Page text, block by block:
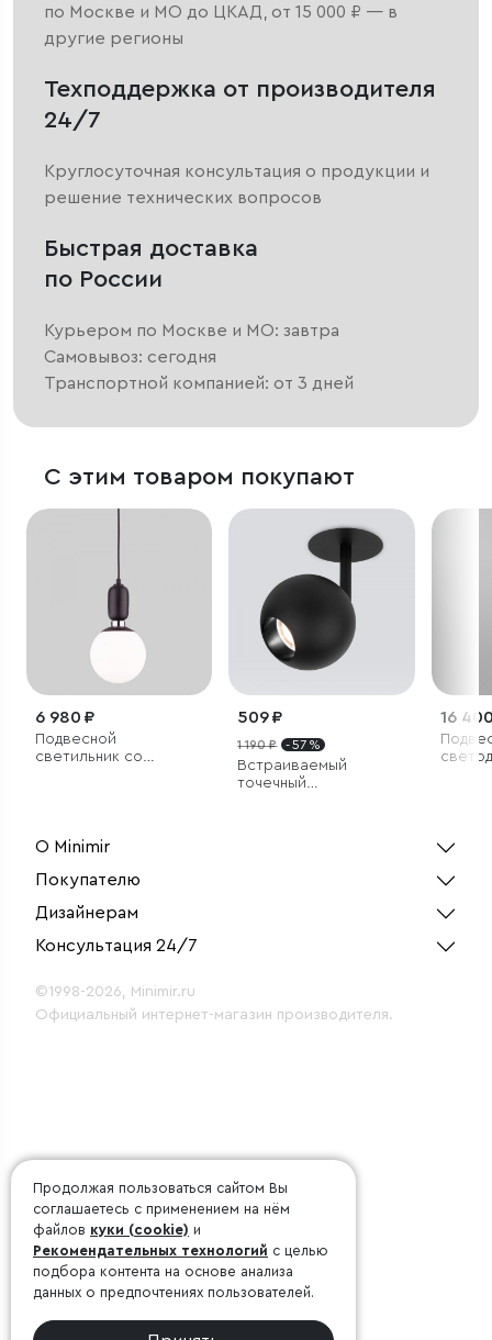
по Москве и МО до ЦКАД, от 15 000 ₽ — в
другие регионы
Техподдержка от производителя
24/7
Круглосуточная консультация о продукции и
решение технических вопросов
Быстрая доставка
по России
Курьером по Москве и МО: завтра
Самовывоз: сегодня
Транспортной компанией: от 3 дней
С этим товаром покупают
6 980 ₽
Подвесной
светильник со
509 ₽
1 190 ₽ - 57 %
Встраиваемый
точечный
16
О Minimir
Покупателю
Дизайнерам
Консультация 24/7
©1998-2026, Minimir.ru
Официальный интернет-магазин производителя.
Продолжая пользоваться сайтом Вы
соглашаетесь с применением на нём
файлов куки (cookie) и
Рекомендательных технологий с целью
подбора контента на основе анализа
данных о предпочтениях пользователей.